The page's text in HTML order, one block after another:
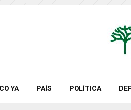
YA PAÍS POLÍTICA